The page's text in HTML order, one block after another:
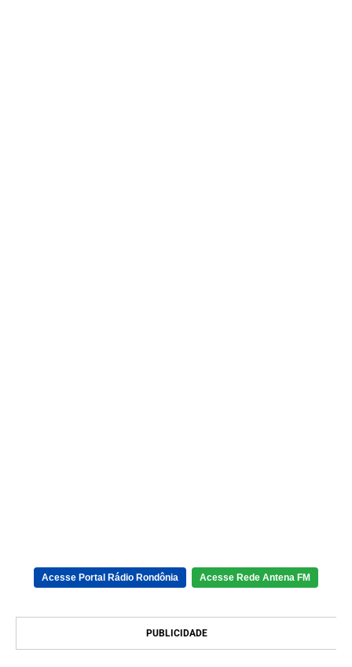
Acesse Portal Rádio Rondônia Acesse Rede Antena FM
PUBLICIDADE